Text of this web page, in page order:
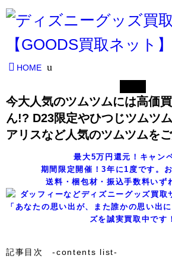
HOME
今大人気のツムツムには高価
ん!? D23限定やひつじツムツ
アリスなど人気のツムツムを
最大5万円還元！キャン
期間限定開催！3年に1度です。
送料・梱包材・振込手数料いず
「あなたの思い出が、また誰かの思い出
ズを誠実買取中です！
記事目次 -contents list-